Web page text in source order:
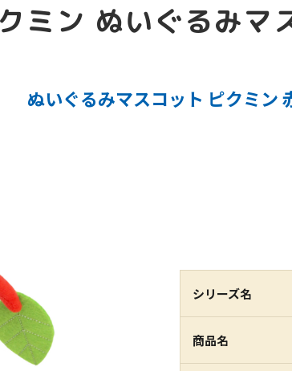
ミン ぬいぐるみマ
ぬいぐるみマスコット ピクミン
シリーズ名
商品名